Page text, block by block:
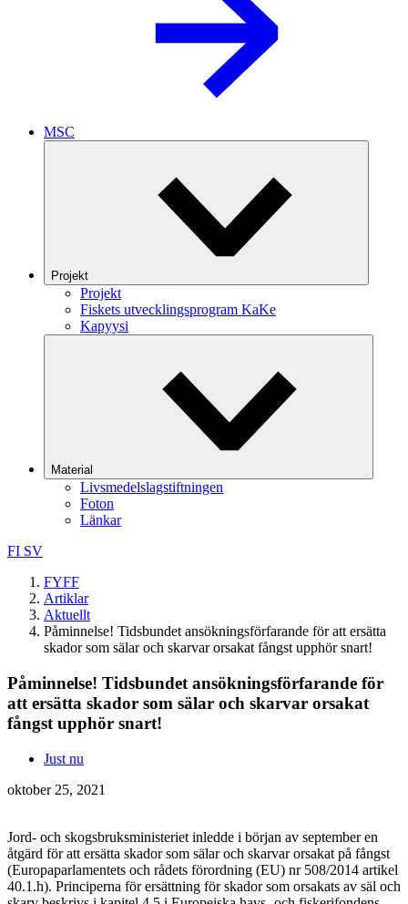
MSC
Projekt
Projekt
Fiskets utvecklingsprogram KaKe
Kapyysi
Material
Livsmedelslagstiftningen
Foton
Länkar
FI SV
FYFF
Artiklar
Aktuellt
Påminnelse! Tidsbundet ansökningsförfarande för att ersätta
skador som sälar och skarvar orsakat fångst upphör snart!
Påminnelse! Tidsbundet ansökningsförfarande för
att ersätta skador som sälar och skarvar orsakat
fångst upphör snart!
Just nu
oktober 25, 2021
Jord- och skogsbruksministeriet inledde i början av september en
åtgärd för att ersätta skador som sälar och skarvar orsakat på fångst
(Europaparlamentets och rådets förordning (EU) nr 508/2014 artikel
40.1.h). Principerna för ersättning för skador som orsakats av säl och